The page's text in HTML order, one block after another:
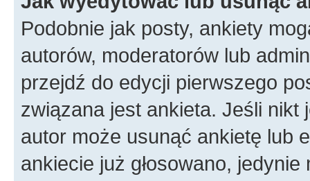
Podobnie jak posty, ankiety
autorów, moderatorów lub
przejdź do edycji pierwszego
związana jest ankieta. Jeśli nikt
autor może usunąć ankietę lub
ankiecie już głosowano,